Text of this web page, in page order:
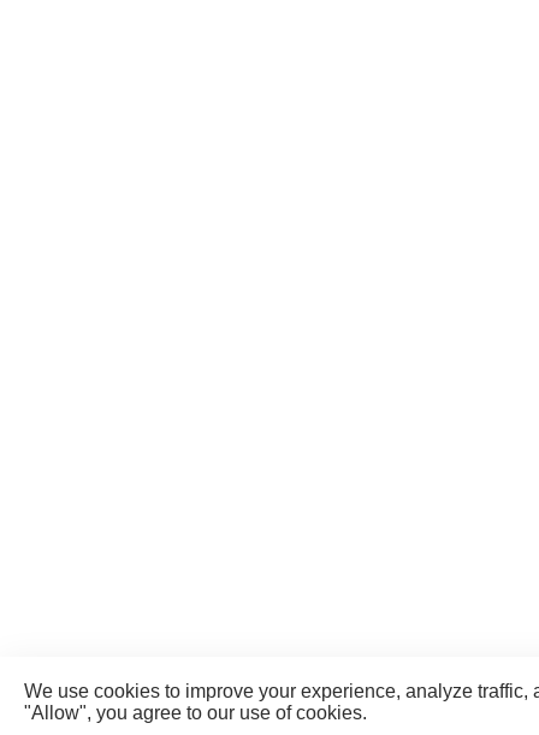
We use cookies to improve your experience, analyze
"Allow", you agree to our use of cookies.